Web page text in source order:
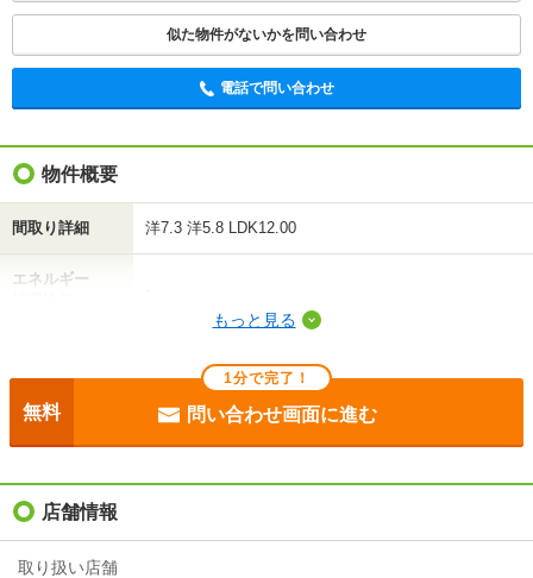
似た物件がないかを問い合わせ
電話で問い合わせ
物件概要
間取り詳細 洋7.3 洋5.8 LDK12.00
エネルギー
目安光熱費
入居
もっと見る
1分で完了！
無料 問い合わせ画面に進む
店舗情報
取り扱い店舗